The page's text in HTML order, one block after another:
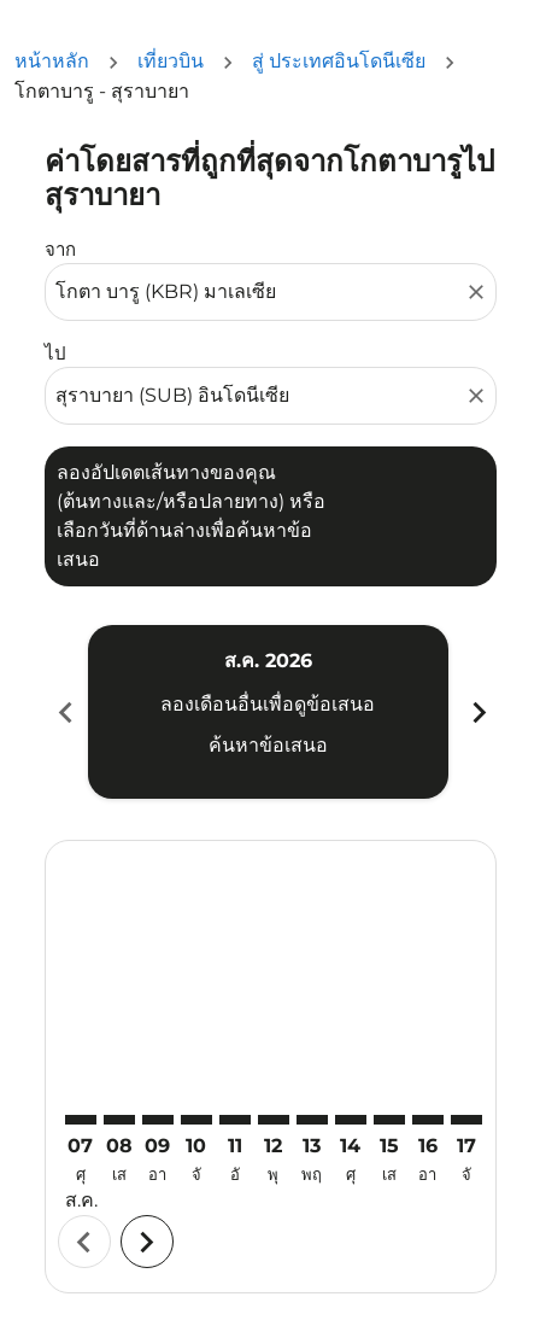
หน้าหลัก เที่ยวบิน
สู่ ประเทศอินโดนีเซีย
โกตาบารู - สุราบายา
ค่าโดยสารที่ถูกที่สุดจากโกตาบารูไป
สุราบายา
จาก
close
ไป
close
ลองอัปเดตเส้นทางของคุณ
(ต้นทางและ/หรือปลายทาง) หรือ
เลือกวันที่ด้านล่างเพื่อค้นหาข้อ
เสนอ
ลองอัปเดตเส้นทางของคุณ (ต้นทางและ/หรือปลายทาง) หรื
chevron_left
ส.ค. 2026
ลองเดือนอื่นเพื่อดูข้อเสนอ
ค้นหาข้อเสนอ
chevron_right
07
ศุ
ส.ค.
08
เส
09
อา
10
จั
11
อั
12
พุ
13
พฤ
14
ศุ
15
เส
16
อา
17
จั
chevron_left chevron_right